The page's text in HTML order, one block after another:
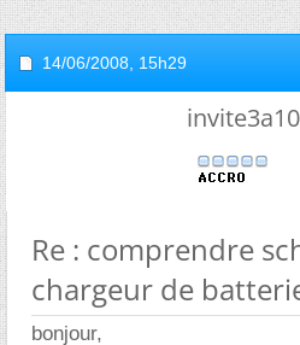
14/06/2008, 15h29
Re : comprendre
chargeur de
bonjour,